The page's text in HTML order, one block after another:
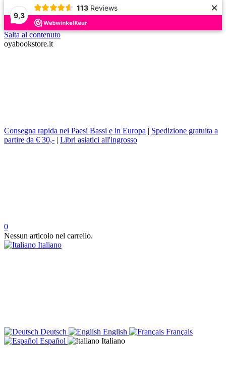
9,3
113 Reviews ×
Salta al contenuto
oyabookstore.it
Consegna rapida nei Paesi Bassi e in Europa | Spedizione gratuita a
partire da € 30,- | Libri asiatici all'ingrosso
0
Nessun articolo nel carrello.
Italiano
Deutsch English
Français
Español
Italiano